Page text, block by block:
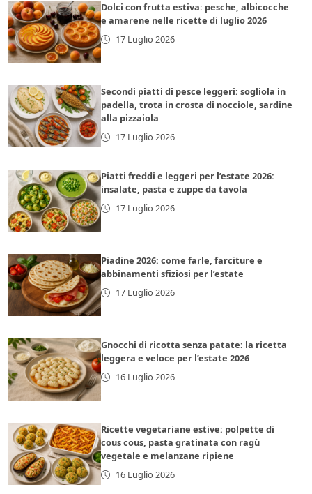
Dolci con frutta estiva: pesche, albicocche
e amarene nelle ricette di luglio 2026
17 Luglio 2026
Secondi piatti di pesce leggeri: sogliola in
padella, trota in crosta di nocciole, sardine
alla pizzaiola
17 Luglio 2026
Piatti freddi e leggeri per l’estate 2026:
insalate, pasta e zuppe da tavola
17 Luglio 2026
Piadine 2026: come farle, farciture e
abbinamenti sfiziosi per l’estate
17 Luglio 2026
Gnocchi di ricotta senza patate: la ricetta
leggera e veloce per l’estate 2026
16 Luglio 2026
Ricette vegetariane estive: polpette di
cous cous, pasta gratinata con ragù
vegetale e melanzane ripiene
16 Luglio 2026